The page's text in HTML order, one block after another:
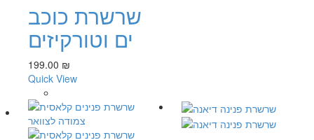
שרשרת כוכב
ים וטורקיזים
199.00 ₪
Quick View